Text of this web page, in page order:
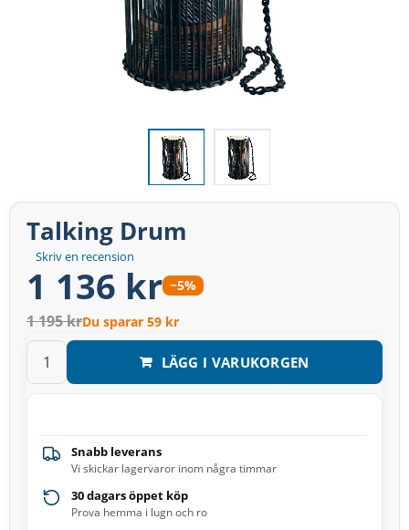
Skriv en recension
Talking Drum
1 136 kr −5%
1 195 krDu sparar 59 kr
LÄGG I VARUKORGEN
Snabb leverans
Vi skickar lagervaror inom några timmar
30 dagars öppet köp
Prova hemma i lugn och ro